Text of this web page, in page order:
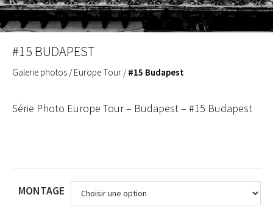
#15 BUDAPEST
Galerie photos /Europe Tour /#15 Budapest
Série Photo Europe Tour – Budapest – #15 Budapest
MONTAGE